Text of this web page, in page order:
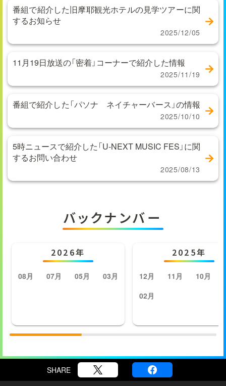
番組で紹介した旧摩耶観光ホテルの見学ツアーに関
するお知らせ
2025/12/05
11月19日放送の「密着」コーナーで紹介した情報
2025/11/19
番組で紹介した「パソナ ネイチャーバース」の情報
2025/10/10
5時ニュースで紹介した「U-NEXT MUSIC FES」に関
するお問い合わせ
2025/08/13
バックナンバー
2026年
08月 07月 05月 03月
2025年
12月 11月 10月
02月
SHARE